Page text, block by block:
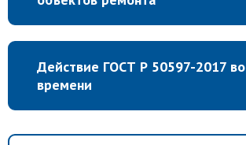
Действие ГОСТ Р 50597-2017 во
времени